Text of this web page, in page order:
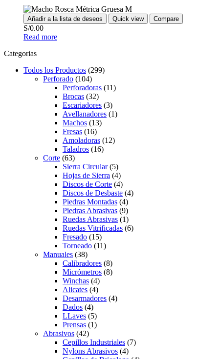
Añadir a la lista de deseos Quick view Compare
S/0.00
Read more
Categorias
Todos los Productos (299)
Perforado (104)
Perforadoras (11)
Brocas (32)
Escariadores (3)
Avellanadores (1)
Machos (13)
Fresas (16)
Amoladoras (12)
Taladros (16)
Corte (63)
Sierra Circular (5)
Hojas de Sierra (4)
Discos de Corte (4)
Discos de Desbaste (4)
Piedras Montadas (4)
Piedras Abrasivas (9)
Ruedas Abrasivas (1)
Ruedas Vitrificadas (6)
Fresado (15)
Torneado (11)
Manuales (38)
Calibradores (8)
Micrómetros (8)
Winchas (4)
Alicates (4)
Desarmadores (4)
Dados (4)
LLaves (5)
Prensas (1)
Abrasivos (42)
Cepillos Industriales (7)
Nylons Abrasivos (4)